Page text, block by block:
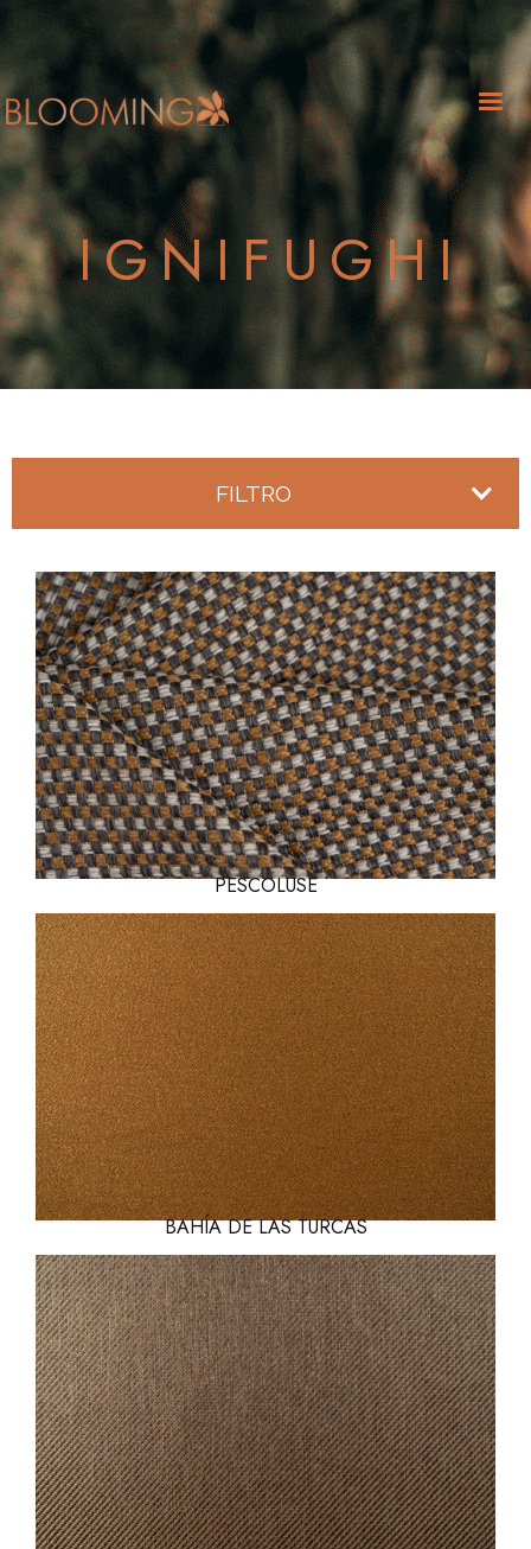
IGNIFUGHI
FILTRO
PESCOLUSE
BAHÍA DE LAS TURCAS